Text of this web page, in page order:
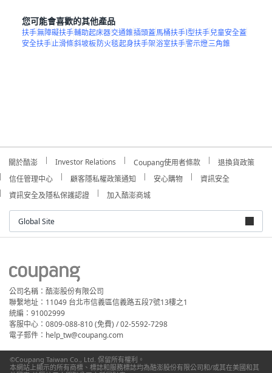
您可能會喜歡的其他產品
扶手無障礙扶手輔助起床器交通錐插頭蓋馬桶扶手l型扶手兒童安全蓋
安全扶手止滑條斜坡板防火毯起身扶手架浴室扶手警示燈三角錐
關於酷澎 Investor Relations Coupang使用者條款
退換貨政策
信任管理中心
顧客隱私權政策通知 安心購物
資訊安全
資訊安全及隱私保護認證
加入酷澎商城
Global Site
公司名稱：酷澎股份有限公司
聯繫地址：11049 台北市信義區信義路五段7號13樓之1
統編：91002999
客服中心：0809-088-810 (免費) / 02-5592-7298
電子郵件：help_tw@coupang.com
©Coupang Taiwan Co., Ltd. 保留所有權利。
本網站上顯示的所有商標、標誌和服務標誌均為酷澎股份有限公司和/或其在美國和其